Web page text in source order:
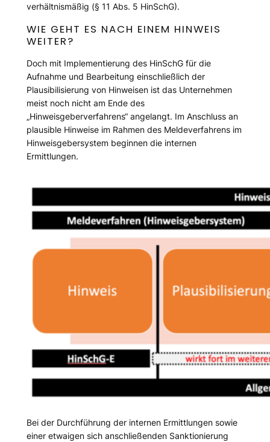
verhältnismäßig (§ 11 Abs. 5 HinSchG).
WIE GEHT ES NACH EINEM HINWEIS
WEITER?
Doch mit Implementierung des HinSchG für die
Aufnahme und Bearbeitung einschließlich der
Plausibilisierung von Hinweisen ist das Unternehmen
meist noch nicht am Ende des
„Hinweisgeberverfahrens“ angelangt. Im Anschluss an
plausible Hinweise im Rahmen des Meldeverfahrens im
Hinweisgebersystem beginnen die internen
Ermittlungen.
Bei der Durchführung der internen Ermittlungen sowie
einer etwaigen sich anschließenden Sanktionierung